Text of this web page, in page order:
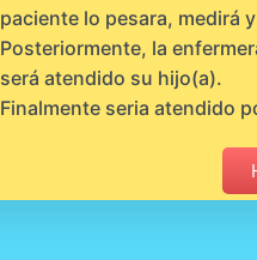
paciente lo pesara, medirá
Posteriormente, la
será atendido su hijo(a).
Finalmente seria atendido